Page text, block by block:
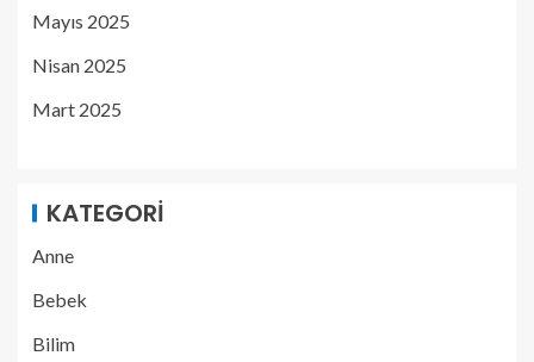
Mayıs 2025
Nisan 2025
Mart 2025
KATEGORI
Anne
Bebek
Bilim